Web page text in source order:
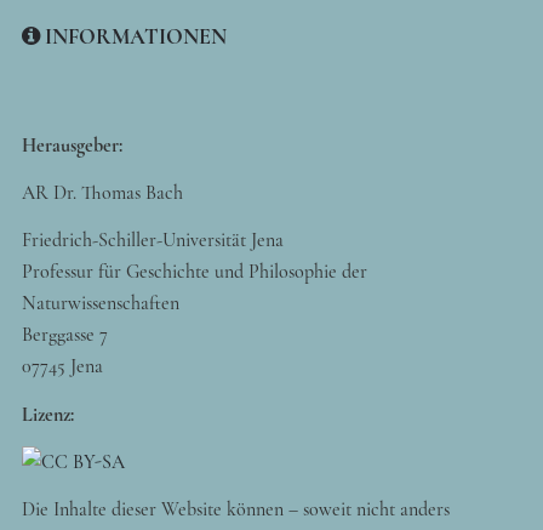
INFORMATIONEN
Herausgeber:
AR Dr. Thomas Bach
Friedrich-Schiller-Universität Jena
Professur für Geschichte und Philosophie der
Naturwissenschaften
Berggasse 7
07745 Jena
Lizenz:
Die Inhalte dieser Website können – soweit nicht anders